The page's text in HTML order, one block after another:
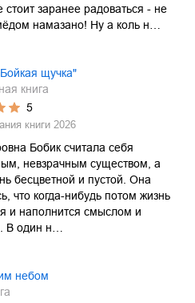
стоит заранее радоваться - не
намазано! Ну а коль н…
щучка"
книга
5
книги 2026
Бобик считала себя
невзрачным существом, а
бесцветной и пустой. Она
что когда-нибудь потом жизнь
и наполнится смыслом и
В один н…
небом